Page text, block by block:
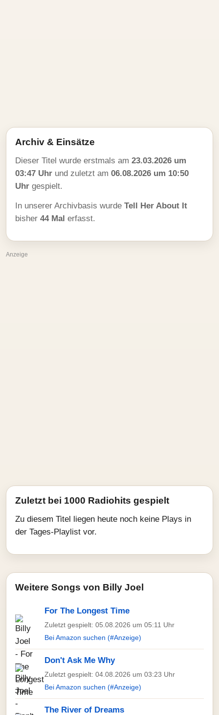
Archiv & Einsätze
Dieser Titel wurde erstmals am 23.03.2026 um
03:47 Uhr und zuletzt am 06.08.2026 um 10:50
Uhr gespielt.
In unserer Archivbasis wurde Tell Her About It
bisher 44 Mal erfasst.
Anzeige
Zuletzt bei 1000 Radiohits gespielt
Zu diesem Titel liegen heute noch keine Plays in
der Tages-Playlist vor.
Weitere Songs von Billy Joel
For The Longest Time
Zuletzt gespielt: 05.08.2026 um 05:11 Uhr
Bei Amazon suchen (#Anzeige)
Don't Ask Me Why
Zuletzt gespielt: 04.08.2026 um 03:23 Uhr
Bei Amazon suchen (#Anzeige)
The River of Dreams